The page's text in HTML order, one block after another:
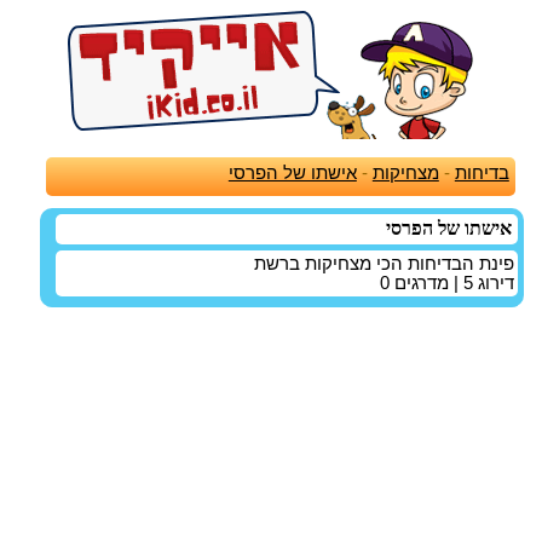
בדיחות -מצחיקות -אישתו של הפרסי
אישתו של הפרסי
פינת הבדיחות הכי מצחיקות ברשת
דירוג 5 | מדרגים 0